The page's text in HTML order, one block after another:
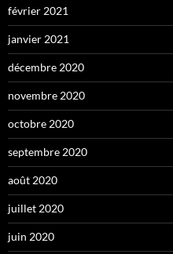
février 2021
janvier 2021
décembre 2020
novembre 2020
octobre 2020
septembre 2020
août 2020
juillet 2020
juin 2020